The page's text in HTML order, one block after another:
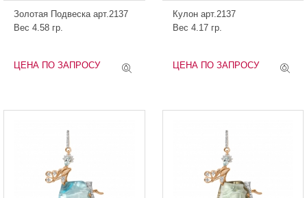
Золотая Подвеска арт.2137
Вес 4.58 гр.
ЦЕНА ПО ЗАПРОСУ
Кулон арт.2137
Вес 4.17 гр.
ЦЕНА ПО ЗАПРОСУ